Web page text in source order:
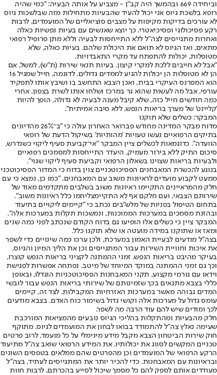
וביחידה 669 ובהמשך היה קב"ן - מצביע על אותה הבעיה: "כמי שהיה
רופא בלשכת גיוס אני יכול להעיד שהבעיות מתחילות מזה שבלשכות גיוס
לא עורכים בדיקות מקיפות על מצבים סוציאליים של המועמדים, לרבות
רקע פסיכולוגי ופסיכיאטרי. כך יוצא שאנשים עם בעיות נפשיות כאלה
ואחרות מתגייסים לצה"ל ללא התייחסות לבעיה וללא מתן פרופיל רפואי
מתאים, ואז הגיוס לא תואם את היכולת שלהם. בעיות כאלה, שלא
מטופלות, יכולות להתפתח עד מקרי התאבדויות.
"אבל לא חייבים ללכת למקרי קיצון. בעיות תנאי שירות (ת"ש), למשל, אם
הן לא מטופלות הן יכולות להגיע לממדים גדולים. לדוגמה, חייל שמגיל 16
הוא המפרנס העיקרי בבית, ואכן הצבא התחשב בו ושיבץ אותו לתפקיד
עורפי, אבל מה לעשות שהוא גר במרכז ושלחו אותו לשרת בצפון. אחרי
כמה חודשים חייל כזה, שלא קיבל מענה לבעיה לא גדולה, הופך להיות
'קליינט' של מערך בריאות הנפש, ללא סיבה אמיתית".
המבקר: כשלים שלא תוקנו
מדוח מבקר המדינה מחודש פברואר האחרון עולה כי "ב־26% מהדיונים
בתיקים הרפואיים נעשו טעויות 'מהותיות' בשיקול הדעת של רופאי
הוועדה". כדוגמאות לכשלים ציין המבקר "אי־קביעת סעיף ליקוי כשנדרש,
סיכום התיק ללא בירור מעמיק, היעדר התייחסות למסמכים רפואיים
ולבעיות בריאות שצוינו בשאלון הרפואי וקביעת סעיף ליקוי שגוי".
בנוגע להכשרת המאבחנים הפסיכוטכניים צוין בדוח כי המדור הפסיכוטכני
ממעט לקבוע מועדים לראיונות משוב עם המאבחנים. "כמו כן, נמצא כי עם
חלק מהמראיינים התקיימו ראיונות משוב בשלבים מתקדמים מאוד של
שירותם הצבאי, ועם חלקם אף לא התקיימצליחמו כלל ראיונות משוב".
בתחום הטיפול בפניות של מלש"בים נכתב כי "קיימים ליקויים בתיעוד
ובהזנת מסמכים במערכות הממוכנות, ונמשכות תקלות במערכות אלה".
המבקר ציין כי כשלים אלו הופיעו גם בדוח הקודם שנכתב לפני כמה שנים
ומאז או שתוקנו במידה מועטה או שלא תוקנו כלל.
בצה"ל מודעים לבעיית האמון במערכת, ולכן ערכו כמה שינויים כדי לשפר
את איכות וחוויית השירות עבור המתגייסים וכן את הליך המיון והגיוס,
בעיקר מהיבט בריאות הנפש. זמני ההמתנה לקציני בריאות הנפש קוצרו,
וכך גם זמני ההמתנה במוקד המיוחד של מיטב. נפתחה אפשרות לפגישת
וידאו עם גורמי מקצוע, תקני המאבחנות הפסיכוטכניות הוגדלו, ובאופן
כללי בצבא מתגאים בכך שזמינותם של שירותי בריאות הנפש עבור לובשי
המדים גבוהה מאשר במערכות האזרחיות המקבילות. לצד זה, קיימים
עומס גדול על מערכות אלה וקושי גדול בשימור כוח האדם. בצבא מודעים
לכך ומודים שיש להם עוד הרבה מה לשפר.
חלק מהבעיות ומהתקלות בהליכי הגיוס נובעים מהמציאות המורכבת
שעימה נאלץ צה"ל להתמודד בבואו לבחון את המועמדים לגיוס. מתוקף
חוק שירות הביטחון הצבא מקבל מידע מינימלי על כל מועמד, לרוב פרטים
טכניים המקשים לסווג את יכולותיו. את המידע הרפואי שואב צה"ל מתיעוד
הרקע הרפואי של המועמדים וכן מהפרטים שהם ממלאים בטפסים השונים
ובראיונות עם המאבחנות. כדי להכיר יותר את המתגייסים לעתיד, בצה"ל
מעודדים אותם לספק להם כל מסמך שיכול לסייע בהכרתם, לרבות חוות